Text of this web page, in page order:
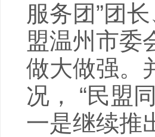
服务团”团
盟温州市委
做大做强。
况， “民盟
一是继续推